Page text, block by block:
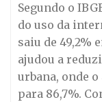
Segundo o
do uso da
saiu de 49,2%
ajudou a
urbana, onde o
para 86,7%.